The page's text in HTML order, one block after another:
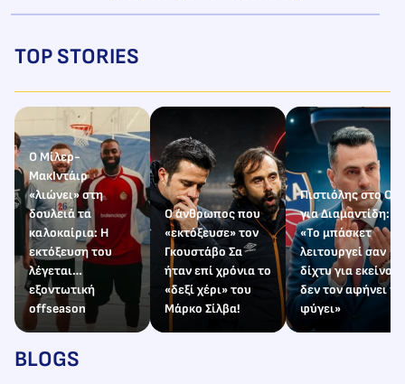
TOP STORIES
Ο Μίλερ-
ΜακΙντάιρ
«λιώνει» στη
δουλειά τα
καλοκαίρια: Η
εκτόξευση του
λέγεται…
εξοντωτική
offseason
Ο άνθρωπος που
«εκτόξευσε» τον
Γκουστάβο Σα
ήταν επί χρόνια το
«δεξί χέρι» του
Μάρκο Σίλβα!
Πιστιόλης στο Ole
για Διαμαντίδη:
«Το μπάσκετ
λειτουργεί σαν
δίχτυ για εκείνον,
δεν τον αφήνει να
φύγει»
BLOGS